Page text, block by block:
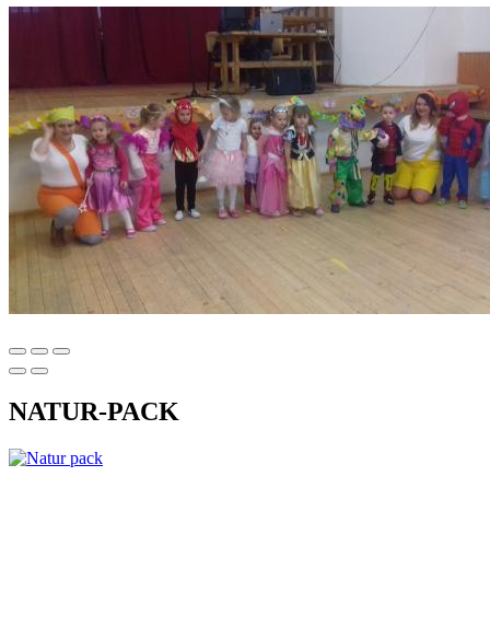
NATUR-PACK